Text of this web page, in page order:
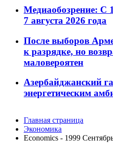
Медиаобозрение: С
7 августа 2026 года
После выборов
к разрядке, но
маловероятен
Азербайджанский
энергетическим
Главная страница
Экономика
Economics - 1999